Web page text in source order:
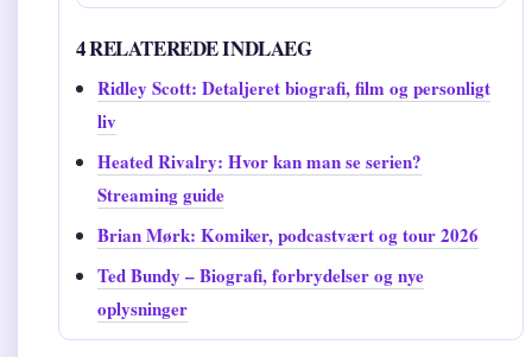
4 RELATEREDE INDLAEG
Ridley Scott: Detaljeret biografi, film og personligt
liv
Heated Rivalry: Hvor kan man se serien?
Streaming guide
Brian Mørk: Komiker, podcastvært og tour 2026
Ted Bundy – Biografi, forbrydelser og nye
oplysninger